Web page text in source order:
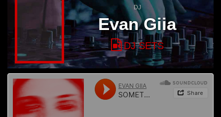
DJ
Evan Giia
DJ SETS